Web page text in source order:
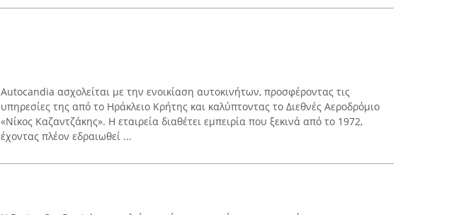
Autocandia ασχολείται με την ενοικίαση αυτοκινήτων, προσφέροντας τις
υπηρεσίες της από το Ηράκλειο Κρήτης και καλύπτοντας το Διεθνές Αεροδρόμιο
«Νίκος Καζαντζάκης». Η εταιρεία διαθέτει εμπειρία που ξεκινά από το 1972,
έχοντας πλέον εδραιωθεί ...